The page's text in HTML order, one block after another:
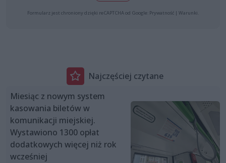
Formularz jest chroniony dzięki reCAPTCHA od Google: Prywatność | Warunki
Najczęściej czytane
Miesiąc z nowym system
kasowania biletów w
komunikacji miejskiej.
Wystawiono 1300 opłat
dodatkowych więcej niż rok
wcześniej